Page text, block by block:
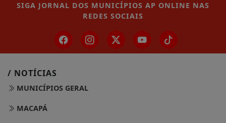
SIGA JORNAL DOS MUNICÍPIOS AP ONLINE NAS
REDES SOCIAIS
/ NOTÍCIAS
MUNICÍPIOS GERAL
MACAPÁ